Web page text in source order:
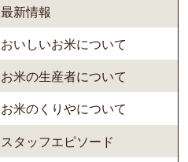
最新情報
おいしいお米について
お米の生産者について
お米のくりやについて
スタッフエピソード